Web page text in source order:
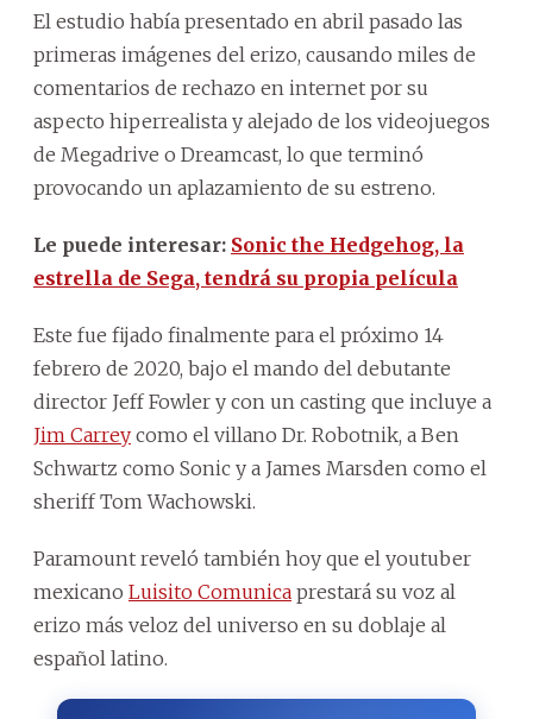
El estudio había presentado en abril pasado las
primeras imágenes del erizo, causando miles de
comentarios de rechazo en internet por su
aspecto hiperrealista y alejado de los videojuegos
de Megadrive o Dreamcast, lo que terminó
provocando un aplazamiento de su estreno.
Le puede interesar: Sonic the Hedgehog, la
estrella de Sega, tendrá su propia película
Este fue fijado finalmente para el próximo 14
febrero de 2020, bajo el mando del debutante
director Jeff Fowler y con un casting que incluye a
Jim Carrey como el villano Dr. Robotnik, a Ben
Schwartz como Sonic y a James Marsden como el
sheriff Tom Wachowski.
Paramount reveló también hoy que el youtuber
mexicano Luisito Comunica prestará su voz al
erizo más veloz del universo en su doblaje al
español latino.